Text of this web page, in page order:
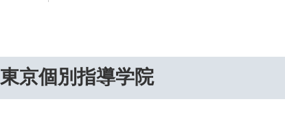
東京個別指導学院